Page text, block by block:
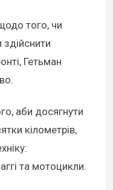
того, чи
Гетьман
аби досягнути
кілометрів,
та мотоцикли.